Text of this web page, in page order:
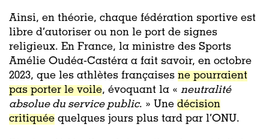
Ainsi, en théorie, chaque fédération sportive est
libre d’autoriser ou non le port de signes
religieux. En France, la ministre des Sports
Amélie Oudéa-Castéra a fait savoir, en octobre
2023, que les athlètes françaises ne pourraient
pas porter le voile, évoquant la « neutralité
absolue du service public. » Une décision
critiquée quelques jours plus tard par l’ONU.